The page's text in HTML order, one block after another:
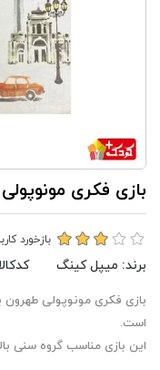
بازی فکری
بازخورد
برند: میپل کینگ
بازی فکری مونوپولی
است.
این بازی مناسب گروه سنی بالای 8 سال